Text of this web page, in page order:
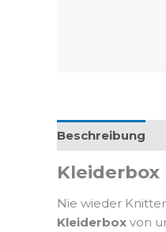
Beschreibung
Nie wieder
Kleiderbox von